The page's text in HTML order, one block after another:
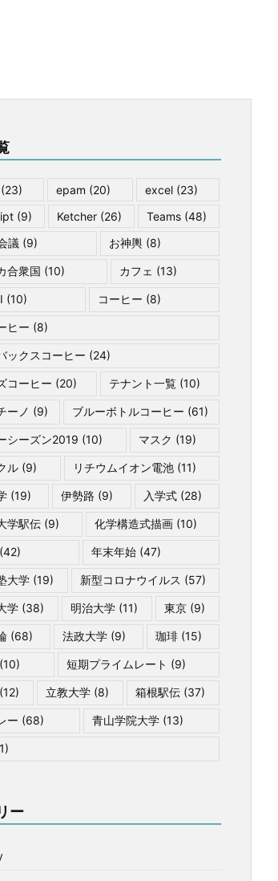
(23) epam (20) excel(23)
(9) Ketcher (26) Teams (48)
議 (9) お神輿(8)
合衆国 (10) カフェ (13)
(10) コーヒー (8)
ヒー (8)
ックスコーヒー (24)
コーヒー (20) テナント一覧(10)
ーノ (9) ブルーボトルコーヒー (61)
シーズン2019 (10) マスク (19)
ル (9) リチウムイオン電池(11)
(19) 伊勢路 (9) 入学式(28)
学駅伝 (9) 化学構造式描画(10)
(42) 年末年始 (47)
大学 (19) 新型コロナウイルス (57)
学 (38) 明治大学 (11) 東京 (9)
(68) 法政大学 (9) 珈琲 (15)
(10) 短期プライムレート (9)
(12) 立教大学 (8) 箱根駅伝 (37)
ー (68) 青山学院大学 (13)
ー